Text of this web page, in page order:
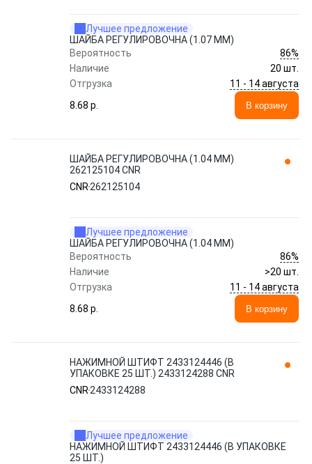
Лучшее предложение
ШАЙБА РЕГУЛИРОВОЧНА (1.07 MM)
Вероятность
86%
Наличие
20 шт.
Отгрузка
11 - 14 августа
8.68 p.
В корзину
ШАЙБА РЕГУЛИРОВОЧНА (1.04 MM)
262125104 CNR
CNR 262125104
Лучшее предложение
ШАЙБА РЕГУЛИРОВОЧНА (1.04 MM)
Вероятность
86%
Наличие
>20 шт.
Отгрузка
11 - 14 августа
8.68 p.
В корзину
НАЖИМНОЙ ШТИФТ 2433124446 (В
УПАКОВКЕ 25 ШТ.) 2433124288 CNR
CNR 2433124288
Лучшее предложение
НАЖИМНОЙ ШТИФТ 2433124446 (В УПАКОВКЕ
25 ШТ.)